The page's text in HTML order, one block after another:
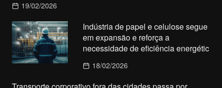
19/02/2026
Indústria de papel e celulose segue
em expansão e reforça a
necessidade de eficiência energétic
18/02/2026